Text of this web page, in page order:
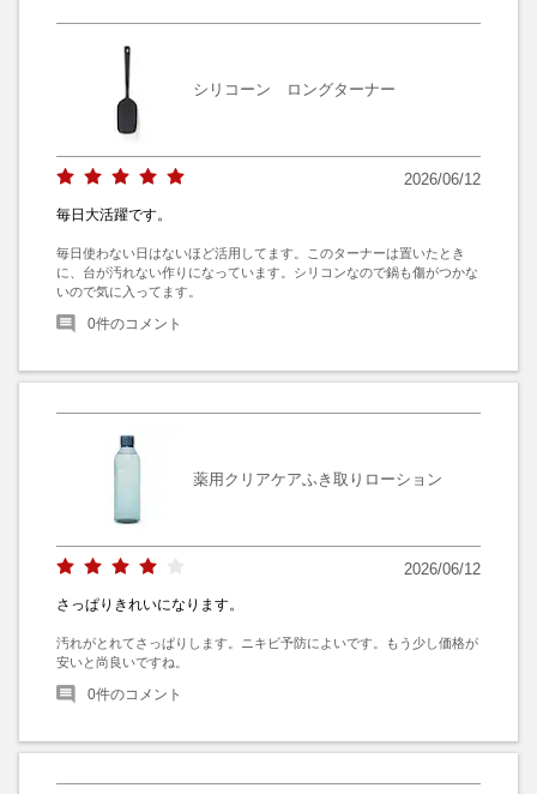
シリコーン ロングターナー
2026/06/12
毎日大活躍です。
毎日使わない日はないほど活用してます。このターナーは置いたとき
に、台が汚れない作りになっています。シリコンなので鍋も傷がつかな
いので気に入ってます。
0件のコメント
薬用クリアケアふき取りローション
2026/06/12
さっぱりきれいになります。
汚れがとれてさっぱりします。ニキビ予防によいです。もう少し価格が
安いと尚良いですね。
0件のコメント